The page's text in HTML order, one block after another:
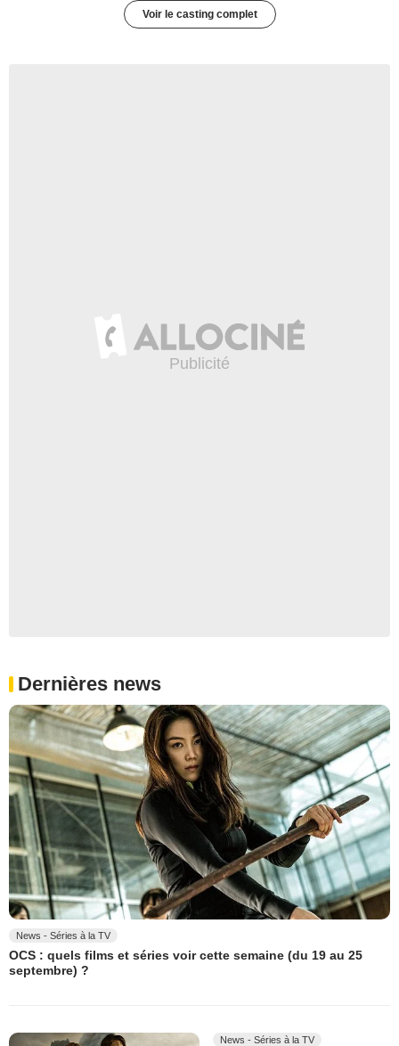
Voir le casting complet
Dernières news
News - Séries à la TV
OCS : quels films et séries voir cette semaine (du 19 au 25
septembre) ?
News - Séries à la TV